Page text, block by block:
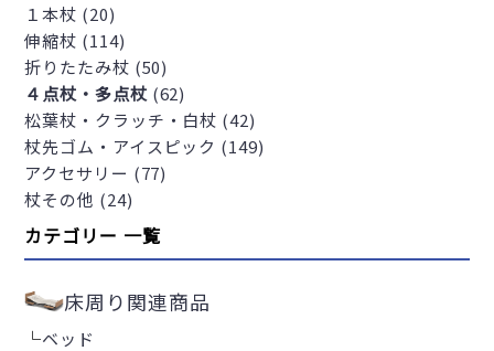
１本杖 (20)
伸縮杖 (114)
折りたたみ杖 (50)
４点杖・多点杖 (62)
松葉杖・クラッチ・白杖 (42)
杖先ゴム・アイスピック (149)
アクセサリー (77)
杖その他 (24)
カテゴリー 一覧
床周り関連商品
└ベッド